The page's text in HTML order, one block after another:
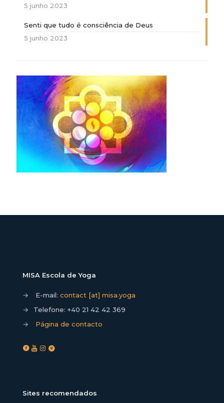
5 junho 2023
Senti que tudo é consciência de Deus
5 junho 2023
MISA Escola de Yoga
→ E-mail: contact [at] misa.yoga
→
Telefone: +40 21 42 42 369
→
Página de contacto
Sites recomendados